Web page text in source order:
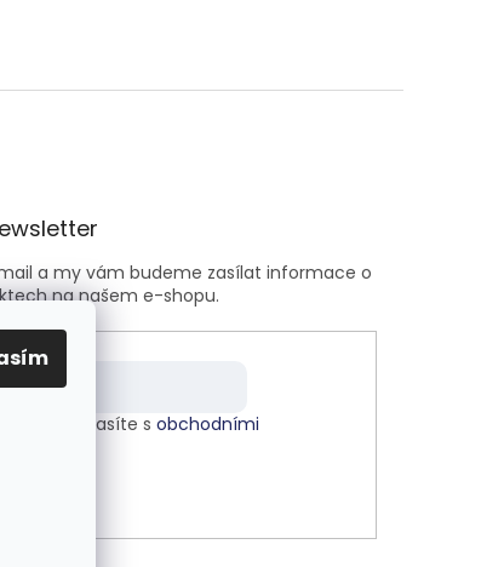
a my vám budeme zasílat informace o
na našem e-shopu.
mailu souhlasíte sobchodními